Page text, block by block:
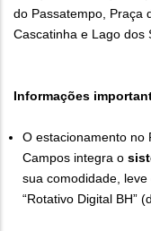
do Passatempo, Praça
Cascatinha e Lago dos
Informações
O estacionamento no
Campos integra o
sua comodidade,
“Rotativo Digital BH”